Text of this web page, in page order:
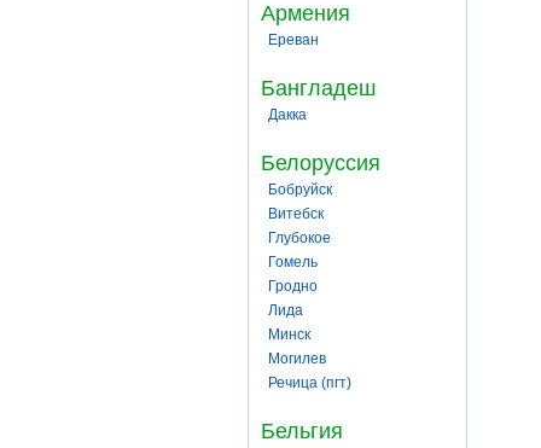
Армения
Ереван
Бангладеш
Дакка
Белоруссия
Бобруйск
Витебск
Глубокое
Гомель
Гродно
Лида
Минск
Могилев
Речица (пгт)
Бельгия